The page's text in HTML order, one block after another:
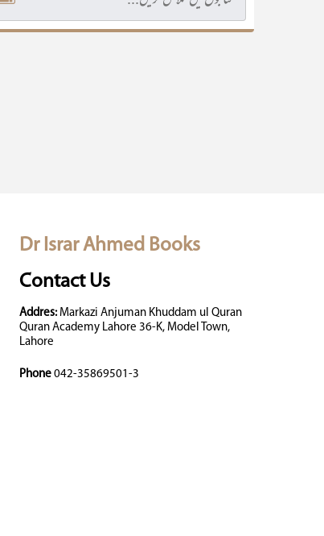
Dr Israr Ahmed Books
Contact Us
Addres:Markazi Anjuman Khuddam ul Quran
Quran Academy Lahore 36-K, Model Town,
Lahore
Phone 042-35869501-3